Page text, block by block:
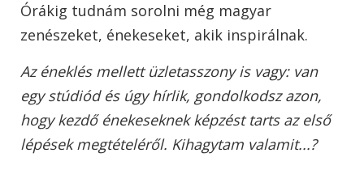
Órákig tudnám sorolni még magyar
zenészeket, énekeseket, akik inspirálnak.
Az éneklés mellett üzletasszony is vagy: van
egy stúdiód és úgy hírlik, gondolkodsz azon,
hogy kezdő énekeseknek képzést tarts az első
lépések megtételéről. Kihagytam valamit...?